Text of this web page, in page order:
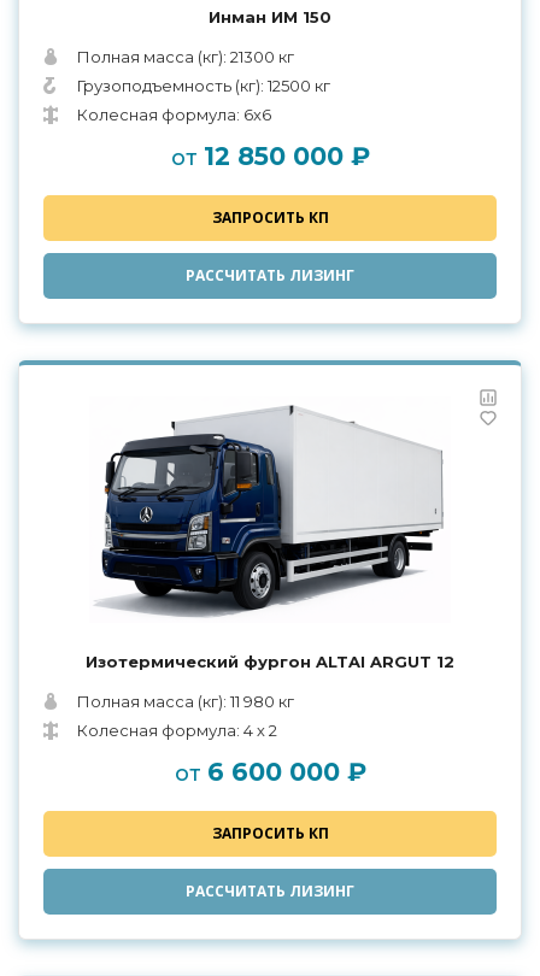
Инман ИМ 150
Полная масса (кг): 21300 кг
Грузоподъемность (кг): 12500 кг
Колесная формула: 6x6
от 12 850 000 ₽
ЗАПРОСИТЬ КП
РАССЧИТАТЬ ЛИЗИНГ
Изотермический фургон ALTAI ARGUT 12
Полная масса (кг): 11 980 кг
Колесная формула: 4 х 2
от 6 600 000 ₽
ЗАПРОСИТЬ КП
РАССЧИТАТЬ ЛИЗИНГ